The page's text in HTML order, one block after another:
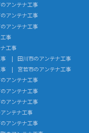
アンテナ工事
アンテナ工事
アンテナ工事
事
工事
田川市のアンテナ工事
宮若市のアンテナ工事
アンテナ工事
アンテナ工事
アンテナ工事
ンテナ工事
アンテナ工事